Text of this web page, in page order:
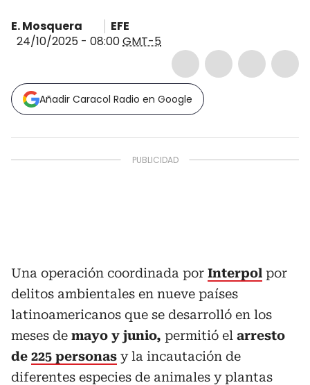
E. Mosquera
EFE
24/10/2025 - 08:00GMT-5
Añadir Caracol Radio en Google
Una operación coordinada por Interpol por
delitos ambientales en nueve países
latinoamericanos que se desarrolló en los
meses de mayo y junio, permitió el arresto
de 225 personas y la incautación de
diferentes especies de animales y plantas